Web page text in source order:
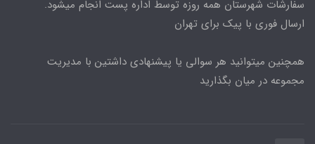
سفارشات شهرستان همه روزه توسط اداره پست انجام میشود.
ارسال فوری با پیک برای تهران
همچنین میتوانید هر سوالی یا پیشنهادی داشتین با مدیریت
مجموعه در میان بگذارید